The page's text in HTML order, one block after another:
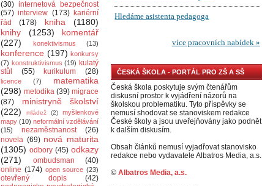
(30) internetová bezpečnost
(57) interview (173) kariérní
řád
(178) kniha
(1180)
knihy
(1253)
komentář
(227)
konektivismus (13)
konference (197) konkursy
(7) konstruktivismus (19) kulatý
stůl
(55) kurikulum (28)
licence (7)
matematika
(298) metodika (39) migrace
(87)
ministryně školství
(222)
mládež (2)
myšlenkové
mapy (10) neformální vzdělávání
(15)
nezaměstnanost
(26)
novela (69) nová maturita
(1305) odbory (45) odkazy
(271)
ombudsman
(40)
online (174) open source (23)
otevřený dopis
(42)
ČESKÁ ŠKOLA - PORTÁL PRO ZŠ A SŠ
Česká škola poskytuje svým čtenářům
diskusní prostor k vyjádření názorů na
školskou problematiku. Tyto příspěvky se
nemusí shodovat se stanoviskem redakce
České školy a jsou uveřejňovány jako podnět
k dalším diskusím.
Obsah článků nemusí vyjadřovat stanovisko
redakce nebo vydavatele Albatros Media, a.s.
© Albatros Media, a.s.